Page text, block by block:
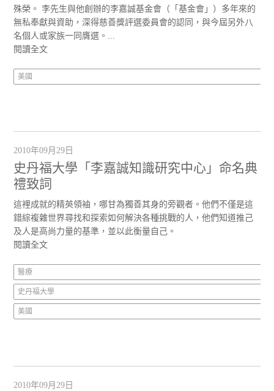
殊榮。 李先生與他創辦的李嘉誠基金會（「基金會」）多年來的
無私奉獻與資助，深得慈善獎評選委員會的認同，與今屆另外八
名個人或家族一同膺選。...
閱讀全文
美國
2010年09月29日
史丹福大學「李嘉誠知識研究中心」命名典
禮致詞
這裡成就的精英領袖，哪甘為獨善其身的旁觀者。他們不僅是這
錯綜複雜世界尋找和探索如何解決各種挑戰的人，他們知道推己
及人是高尚力量的基準，並以此衡量自己。
閱讀全文
醫療
史丹福大學
美國
2010年09月29日